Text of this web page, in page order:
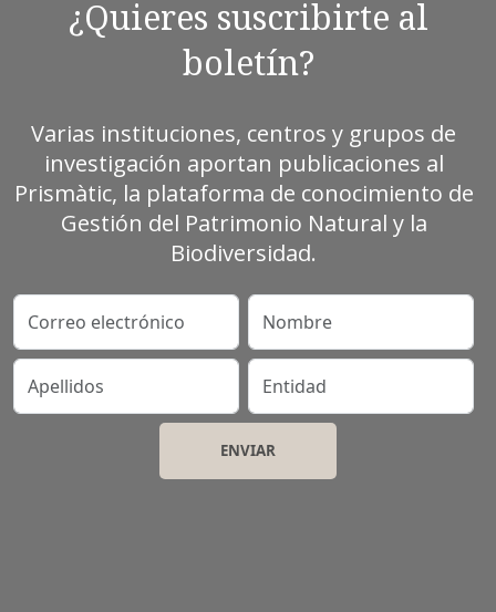
¿Quieres suscribirte al
boletín?
Varias instituciones, centros y grupos de
investigación aportan publicaciones al
Prismàtic, la plataforma de conocimiento de
Gestión del Patrimonio Natural y la
Biodiversidad.
Correo electrónico Nombre
Apellidos Entidad